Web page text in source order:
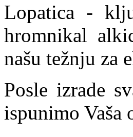
Lopatica -
hromnikal
našu težnju za
Posle izrade
ispunimo Vaša